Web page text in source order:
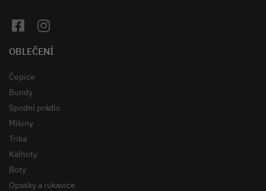
OBLEČENÍ
Čepice
Bundy
Spodní prádlo
Mikiny
Trika
Kalhoty
Boty
Opasky a rukavice